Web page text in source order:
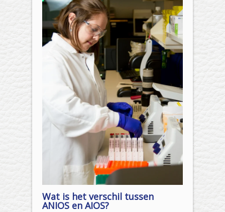
Wat is het verschil tussen
ANIOS en AIOS?